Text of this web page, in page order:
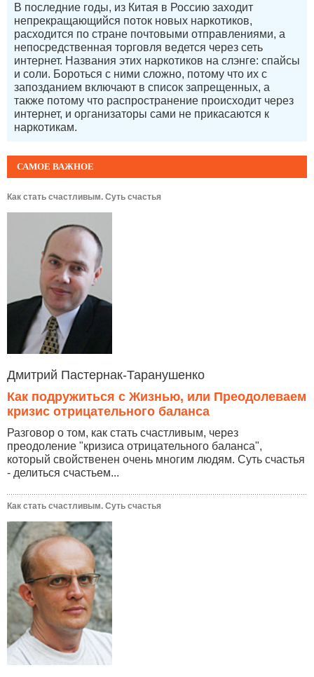
САМОЕ ВАЖНОЕ
Как стать счастливым. Суть счастья
Дмитрий Пастернак-Таранушенко
Как подружиться с Жизнью, или Преодолеваем
кризис отрицательного баланса
Разговор о том, как стать счастливым, через
преодоление "кризиса отрицательного баланса",
который свойственен очень многим людям. Суть счастья
- делиться счастьем...
Как стать счастливым. Суть счастья
В последние годы, из Китая в Россию заходит
непрекращающийся поток новых наркотиков,
расходится по стране почтовыми отправлениями, а
непосредственная торговля ведется через сеть
интернет. Названия этих наркотиков на слэнге: спайсы
и соли. Бороться с ними сложно, потому что их с
запозданием включают в список запрещенных, а
также потому что распространение происходит через
интернет, и организаторы сами не прикасаются к
наркотикам.